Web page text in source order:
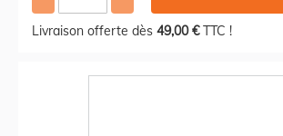
Livraison offerte dès 49,00 €TTC !